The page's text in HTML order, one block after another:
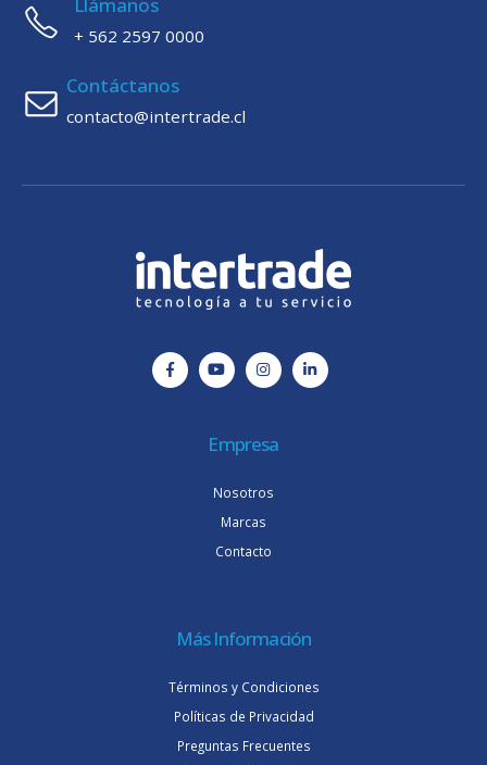
Llámanos
+ 562 2597 0000
Contáctanos
contacto@intertrade.cl
Empresa
Nosotros
Marcas
Contacto
Más Información
Términos y Condiciones
Políticas de Privacidad
Preguntas Frecuentes